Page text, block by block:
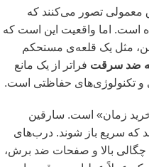
معمولی تصور می‌کنند که
است. اما واقعیت این است که
مثل یک قلعه‌ی مستحکم
ضد سرقت فراتر از یک مانع
و تکنولوژی‌های حفاظتی است.
زمان» است. سارقین
که سریع باز شوند. درب‌های
با چگالی بالا و صفحات ضد برش،